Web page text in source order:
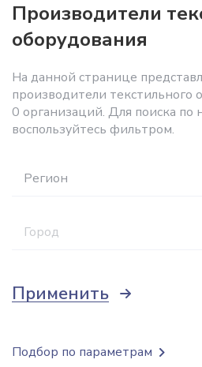
Производители
оборудования
На данной странице
производители текстильного
0 организаций. Для поиска по
воспользуйтесь фильтром.
Регион
Город
Применить
Подбор по параметрам